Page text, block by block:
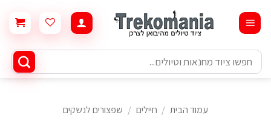
content
חיפוש
עבור:
עמוד הבית / חיילים / שפצורים לנשקים